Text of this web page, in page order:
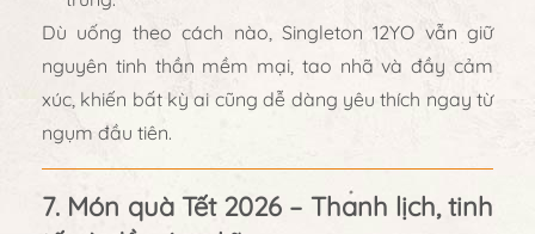
Dù uống theo cách nào, Singleton 12YO vẫn giữ
nguyên tinh thần mềm mại, tao nhã và đầy cảm
xúc, khiến bất kỳ ai cũng dễ dàng yêu thích ngay từ
ngụm đầu tiên.
7. Món quà Tết 2026 – Thanh lịch, tinh